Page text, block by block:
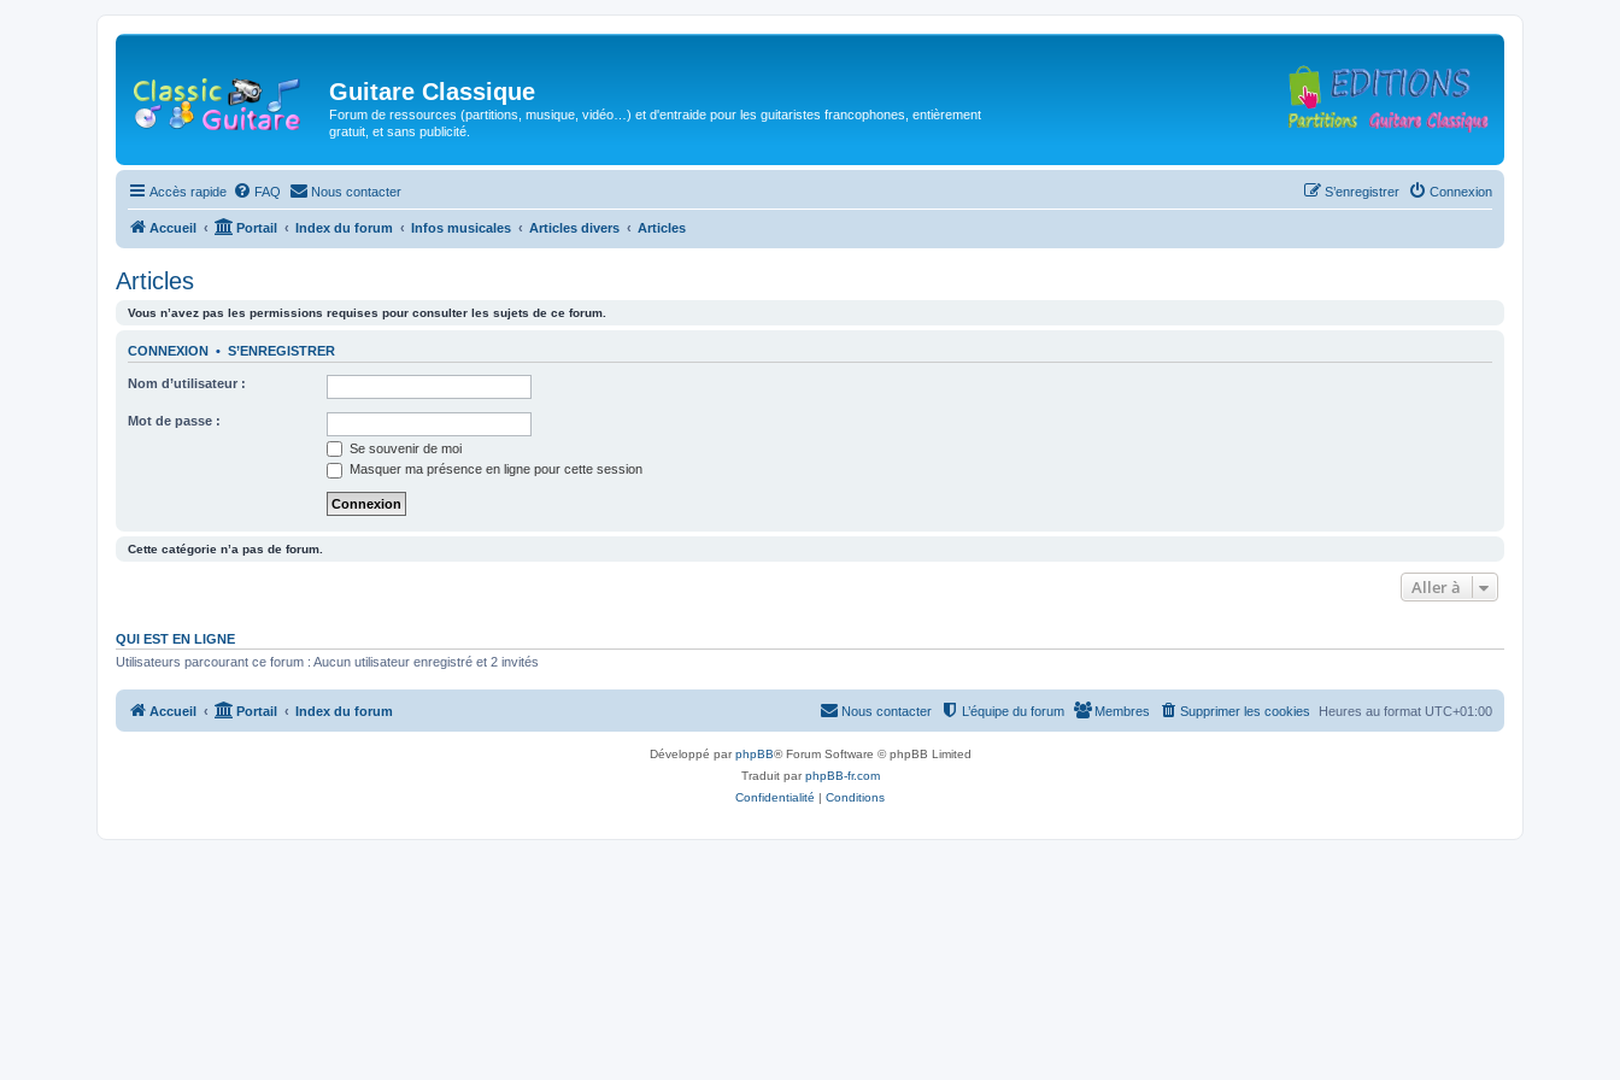
Guitare Classique
Forum de ressources (partitions, musique, vidéo…) et d'entraide pour les guitaristes francophones, entièrement
gratuit, et sans publicité.
Accès rapide FAQ Nous contacter Connexion
S’enregistrer
Accueil Portail Index du forum Infos musicales Articles divers Articles
Articles
Vous n’avez pas les permissions requises pour consulter les sujets de ce forum.
CONNEXION • S’ENREGISTRER
Nom d’utilisateur :
Mot de passe :
Se souvenir de moi
Masquer ma présence en ligne pour cette session
Cette catégorie n’a pas de forum.
Aller à
QUI EST EN LIGNE
Utilisateurs parcourant ce forum : Aucun utilisateur enregistré et 2 invités
Accueil Portail Index du forum Heures au format UTC+01:00
Supprimer les cookies
Membres
L’équipe du forum
Nous contacter
Développé parphpBB® Forum Software © phpBB Limited
Traduit parphpBB-fr.com
Confidentialité | Conditions